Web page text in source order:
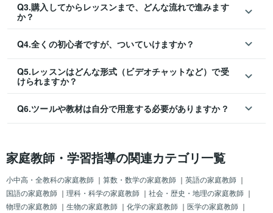
Q3.購入してからレッスンまで、どんな流れで進みます
か？
Q4.全くの初心者ですが、ついていけますか？
Q5.レッスンはどんな形式（ビデオチャットなど）で受
けられますか？
Q6.ツールや教材は自分で用意する必要がありますか？
家庭教師・学習指導の関連カテゴリ一覧
小中高・全教科の家庭教師 ｜ 算数・数学の家庭教師 ｜ 英語の家庭教師 ｜
国語の家庭教師 ｜ 理科・科学の家庭教師 ｜ 社会・歴史・地理の家庭教師 ｜
物理の家庭教師 ｜ 生物の家庭教師 ｜ 化学の家庭教師 ｜ 医学の家庭教師 ｜